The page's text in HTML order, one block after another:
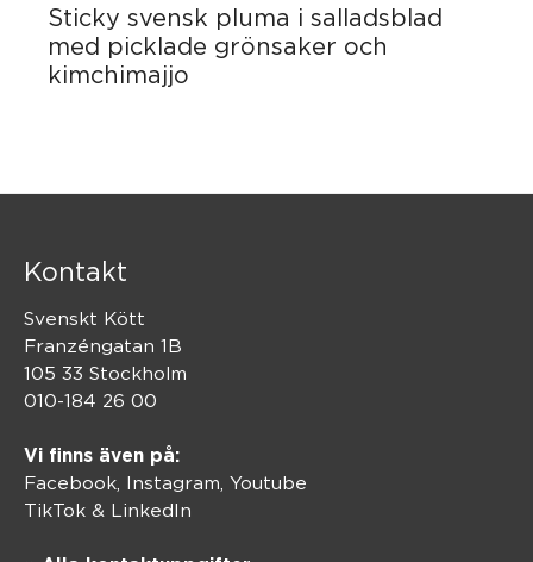
Sticky svensk pluma i salladsblad
med picklade grönsaker och
kimchimajjo
Kontakt
Svenskt Kött
Franzéngatan 1B
105 33 Stockholm
010-184 26 00
Vi finns även på:
Facebook, Instagram Youtube
TikTok & LinkedIn